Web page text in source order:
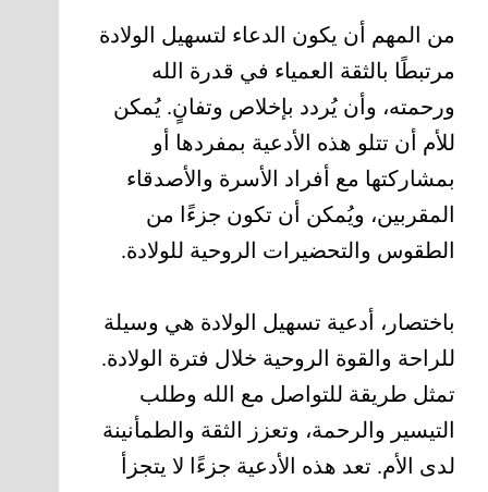
من المهم أن يكون الدعاء لتسهيل الولادة
مرتبطًا بالثقة العمياء في قدرة الله
ورحمته، وأن يُردد بإخلاص وتفانٍ. يُمكن
للأم أن تتلو هذه الأدعية بمفردها أو
بمشاركتها مع أفراد الأسرة والأصدقاء
المقربين، ويُمكن أن تكون جزءًا من
الطقوس والتحضيرات الروحية للولادة.
باختصار، أدعية تسهيل الولادة هي وسيلة
للراحة والقوة الروحية خلال فترة الولادة.
تمثل طريقة للتواصل مع الله وطلب
التيسير والرحمة، وتعزز الثقة والطمأنينة
لدى الأم. تعد هذه الأدعية جزءًا لا يتجزأ